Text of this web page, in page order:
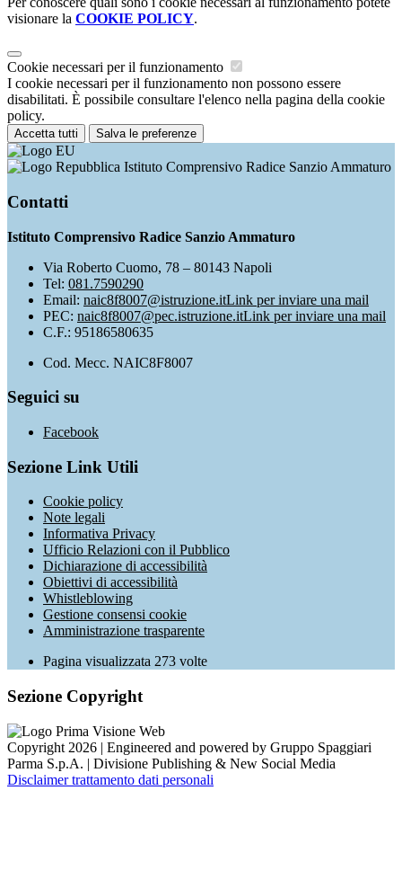
visionare la COOKIE POLICY.
Cookie necessari per il funzionamento
I cookie necessari per il funzionamento non possono essere
disabilitati. È possibile consultare l'elenco nella pagina della cookie
policy.
Accetta tutti Salva le preferenze
Istituto Comprensivo Radice Sanzio Ammaturo
Contatti
Istituto Comprensivo Radice Sanzio Ammaturo
Via Roberto Cuomo, 78 – 80143 Napoli
Tel: 081.7590290
Email: naic8f8007@istruzione.itLink per inviare una mail
PEC: naic8f8007@pec.istruzione.itLink per inviare una mail
C.F.: 95186580635
Cod. Mecc. NAIC8F8007
Seguici su
Facebook
Sezione Link Utili
Cookie policy
Note legali
Informativa Privacy
Ufficio Relazioni con il Pubblico
Dichiarazione di accessibilità
Obiettivi di accessibilità
Whistleblowing
Gestione consensi cookie
Amministrazione trasparente
Pagina visualizzata 273 volte
Sezione Copyright
Copyright 2026 | Engineered and powered by Gruppo Spaggiari
Parma S.p.A. | Divisione Publishing & New Social Media
Disclaimer trattamento dati personali